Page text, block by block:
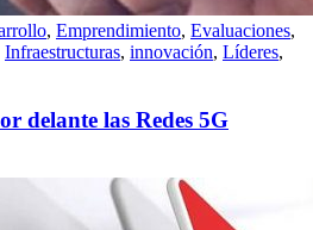
, Emprendimiento, Evaluaciones,
Infraestructuras, innovación, Líderes,
delante las Redes 5G